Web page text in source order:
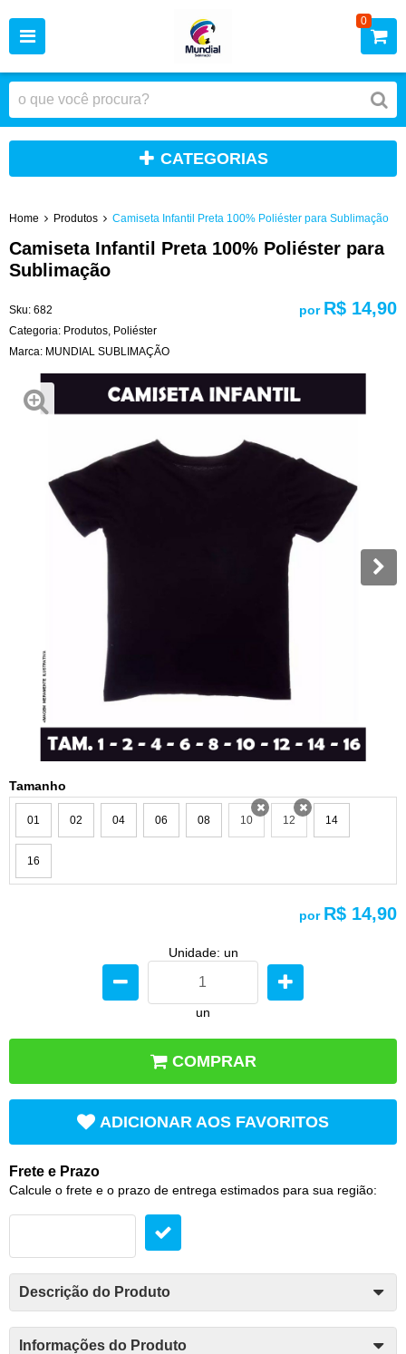
0
CATEGORIAS
Home Produtos Camiseta Infantil Preta 100% Poliéster para Sublimação
Camiseta Infantil Preta 100% Poliéster para
Sublimação
Sku: 682
Categoria: Produtos Poliéster
Marca: MUNDIAL SUBLIMAÇÃO
por R$ 14,90
Tamanho
01 02 04 06 08 10x 12x 14
16
por R$ 14,90
Unidade: un
un
COMPRAR
ADICIONAR AOS FAVORITOS
Frete e Prazo
Calcule o frete e o prazo de entrega estimados para sua região:
Descrição do Produto
Informações do Produto